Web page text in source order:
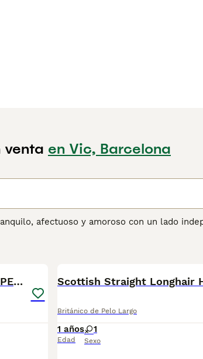
venta en Vic, Barcelona
afectuoso y amoroso con un lado
GCCF, aunque sí lo está por la TICA. La
pelo largo para obtener información sobre
BRITISHLONGHAIR🩶GATITOS EXCLUSIVOS DE PELO LARGO
Británico de Pelo Largo
1 años
Edad
1
Sexo